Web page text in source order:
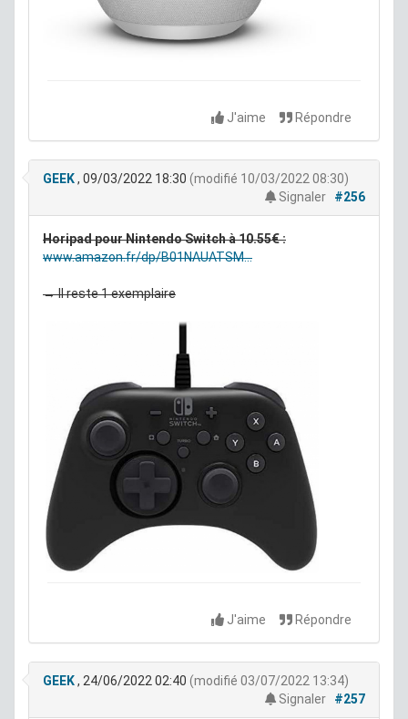
J'aime Répondre
GEEK, 09/03/2022 18:30 (modifié 10/03/2022 08:30)
Signaler
#256
Horipad pour Nintendo Switch à 10.55€ :
www.amazon.fr/dp/B01NAUATSM...
→ Il reste 1 exemplaire
J'aime Répondre
GEEK, 24/06/2022 02:40 (modifié 03/07/2022 13:34)
Signaler
#257